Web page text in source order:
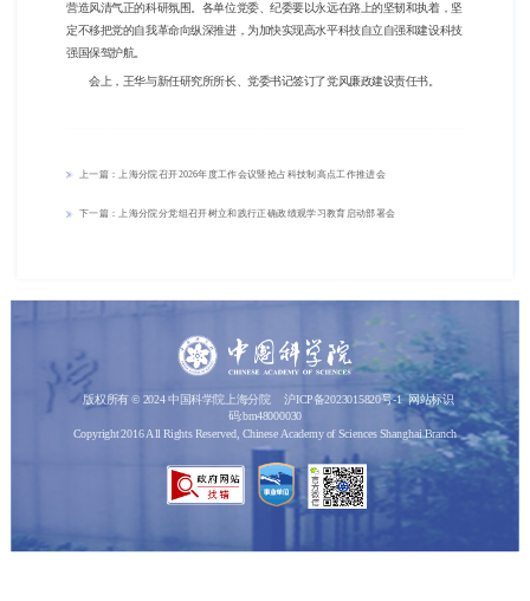
营造风清气正的科研氛围。各单位党委、纪委要以永远在路上的坚韧和执着，坚
定不移把党的自我革命向纵深推进，为加快实现高水平科技自立自强和建设科技
强国保驾护航。
会上，王华与新任研究所所长、党委书记签订了党风廉政建设责任书。
上一篇：上海分院召开2026年度工作会议暨抢占科技制高点工作推进会
下一篇：上海分院分党组召开树立和践行正确政绩观学习教育启动部署会
版权所有 © 2024 中国科学院上海分院 沪ICP备2023015820号-1
网站标识
码:bm48000030
Copyright 2016 All Rights Reserved, Chinese Academy of Sciences Shanghai Branch